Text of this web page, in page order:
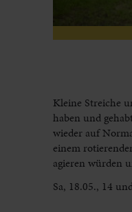
Kleine Streiche
haben und
wieder auf
einem
agieren würden
Sa, 18.05., 14